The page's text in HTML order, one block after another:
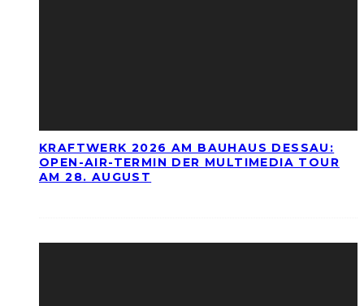
KRAFTWERK 2026 AM BAUHAUS DESSAU:
OPEN-AIR-TERMIN DER MULTIMEDIA TOUR
AM 28. AUGUST